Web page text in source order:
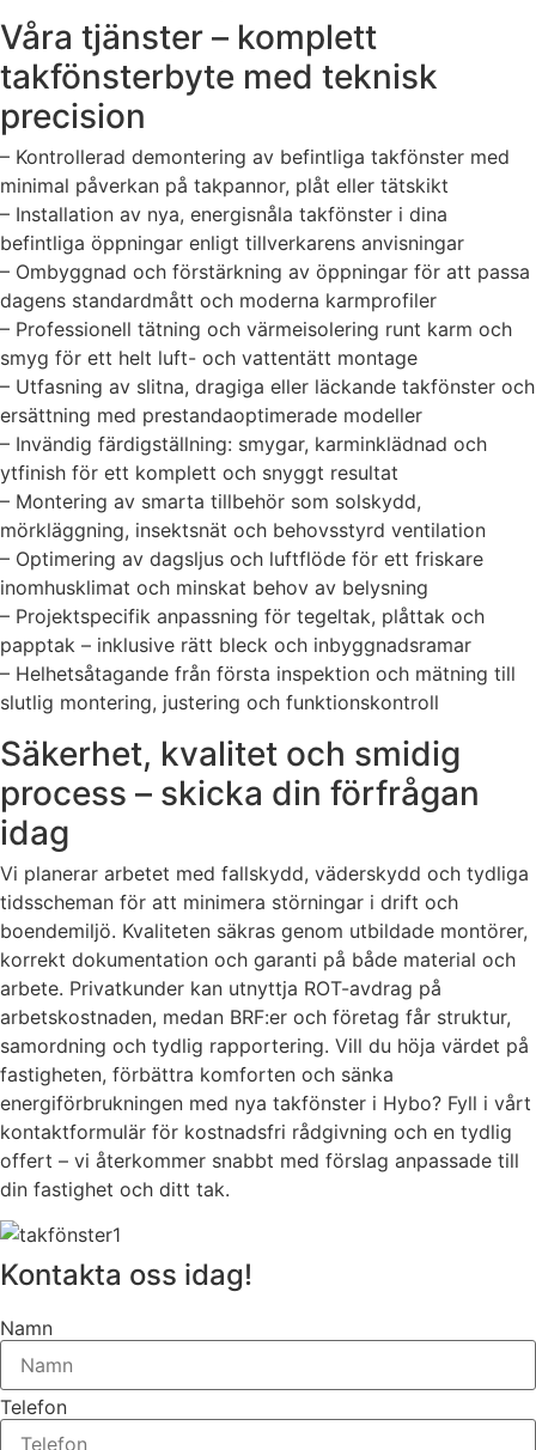
Våra tjänster – komplett
takfönsterbyte med teknisk
precision
– Kontrollerad demontering av befintliga takfönster med
minimal påverkan på takpannor, plåt eller tätskikt
– Installation av nya, energisnåla takfönster i dina
befintliga öppningar enligt tillverkarens anvisningar
– Ombyggnad och förstärkning av öppningar för att passa
dagens standardmått och moderna karmprofiler
– Professionell tätning och värmeisolering runt karm och
smyg för ett helt luft- och vattentätt montage
– Utfasning av slitna, dragiga eller läckande takfönster och
ersättning med prestandaoptimerade modeller
– Invändig färdigställning: smygar, karminklädnad och
ytfinish för ett komplett och snyggt resultat
– Montering av smarta tillbehör som solskydd,
mörkläggning, insektsnät och behovsstyrd ventilation
– Optimering av dagsljus och luftflöde för ett friskare
inomhusklimat och minskat behov av belysning
– Projektspecifik anpassning för tegeltak, plåttak och
papptak – inklusive rätt bleck och inbyggnadsramar
– Helhetsåtagande från första inspektion och mätning till
slutlig montering, justering och funktionskontroll
Säkerhet, kvalitet och smidig
process – skicka din förfrågan
idag
Vi planerar arbetet med fallskydd, väderskydd och tydliga
tidsscheman för att minimera störningar i drift och
boendemiljö. Kvaliteten säkras genom utbildade montörer,
korrekt dokumentation och garanti på både material och
arbete. Privatkunder kan utnyttja ROT-avdrag på
arbetskostnaden, medan BRF:er och företag får struktur,
samordning och tydlig rapportering. Vill du höja värdet på
fastigheten, förbättra komforten och sänka
energiförbrukningen med nya takfönster i Hybo? Fyll i vårt
kontaktformulär för kostnadsfri rådgivning och en tydlig
offert – vi återkommer snabbt med förslag anpassade till
din fastighet och ditt tak.
Kontakta oss idag!
Namn
Telefon